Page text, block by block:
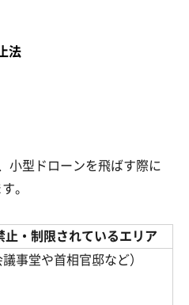
法
小型ドローンを飛ばす際に
。
・制限されているエリア
事堂や首相官邸など）